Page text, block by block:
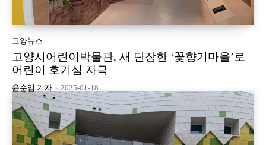
고양뉴스
고양시어린이박물관, 새 단장한 ‘꽃향기마을’로
어린이 호기심 자극
윤순임 기자 - 2025-01-18